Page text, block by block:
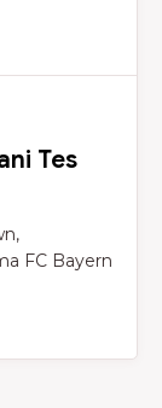
Tes
FC Bayern